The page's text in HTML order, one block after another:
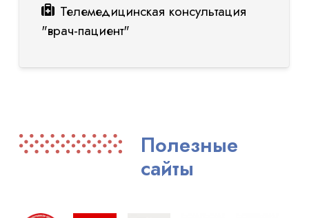
Телемедицинская консультация
"врач-пациент"
Полезные
сайты